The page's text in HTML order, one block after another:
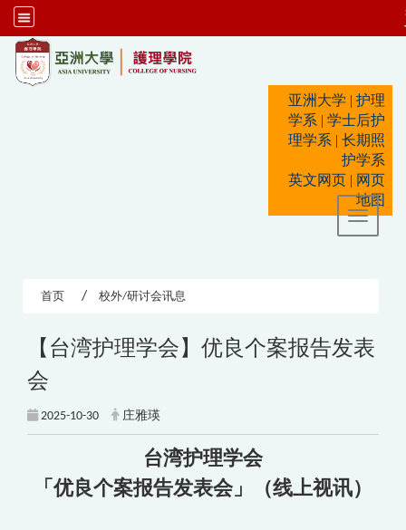
亚洲大学 | 护理
学系 | 学士后护
理学系 | 长期照
护学系
英文网页 | 网页
地图
Toggle
首页 校外/研讨会讯息
【台湾护理学会】优良个案报告发表
会
2025-10-30 庄雅瑛
台湾护理学会
「优良个案报告发表会」（线上视讯）